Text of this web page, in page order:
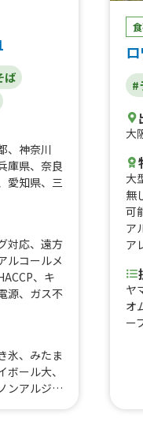
ば
、 神奈川
庫県、 奈良
愛知県、 三
対応、 遠方
ルコールメ
、 キ
源、 ガス不
氷、みたま
ボール大、
ンアルジン
#
大
大
無
可
ア
ア
ヤ
オ
ー